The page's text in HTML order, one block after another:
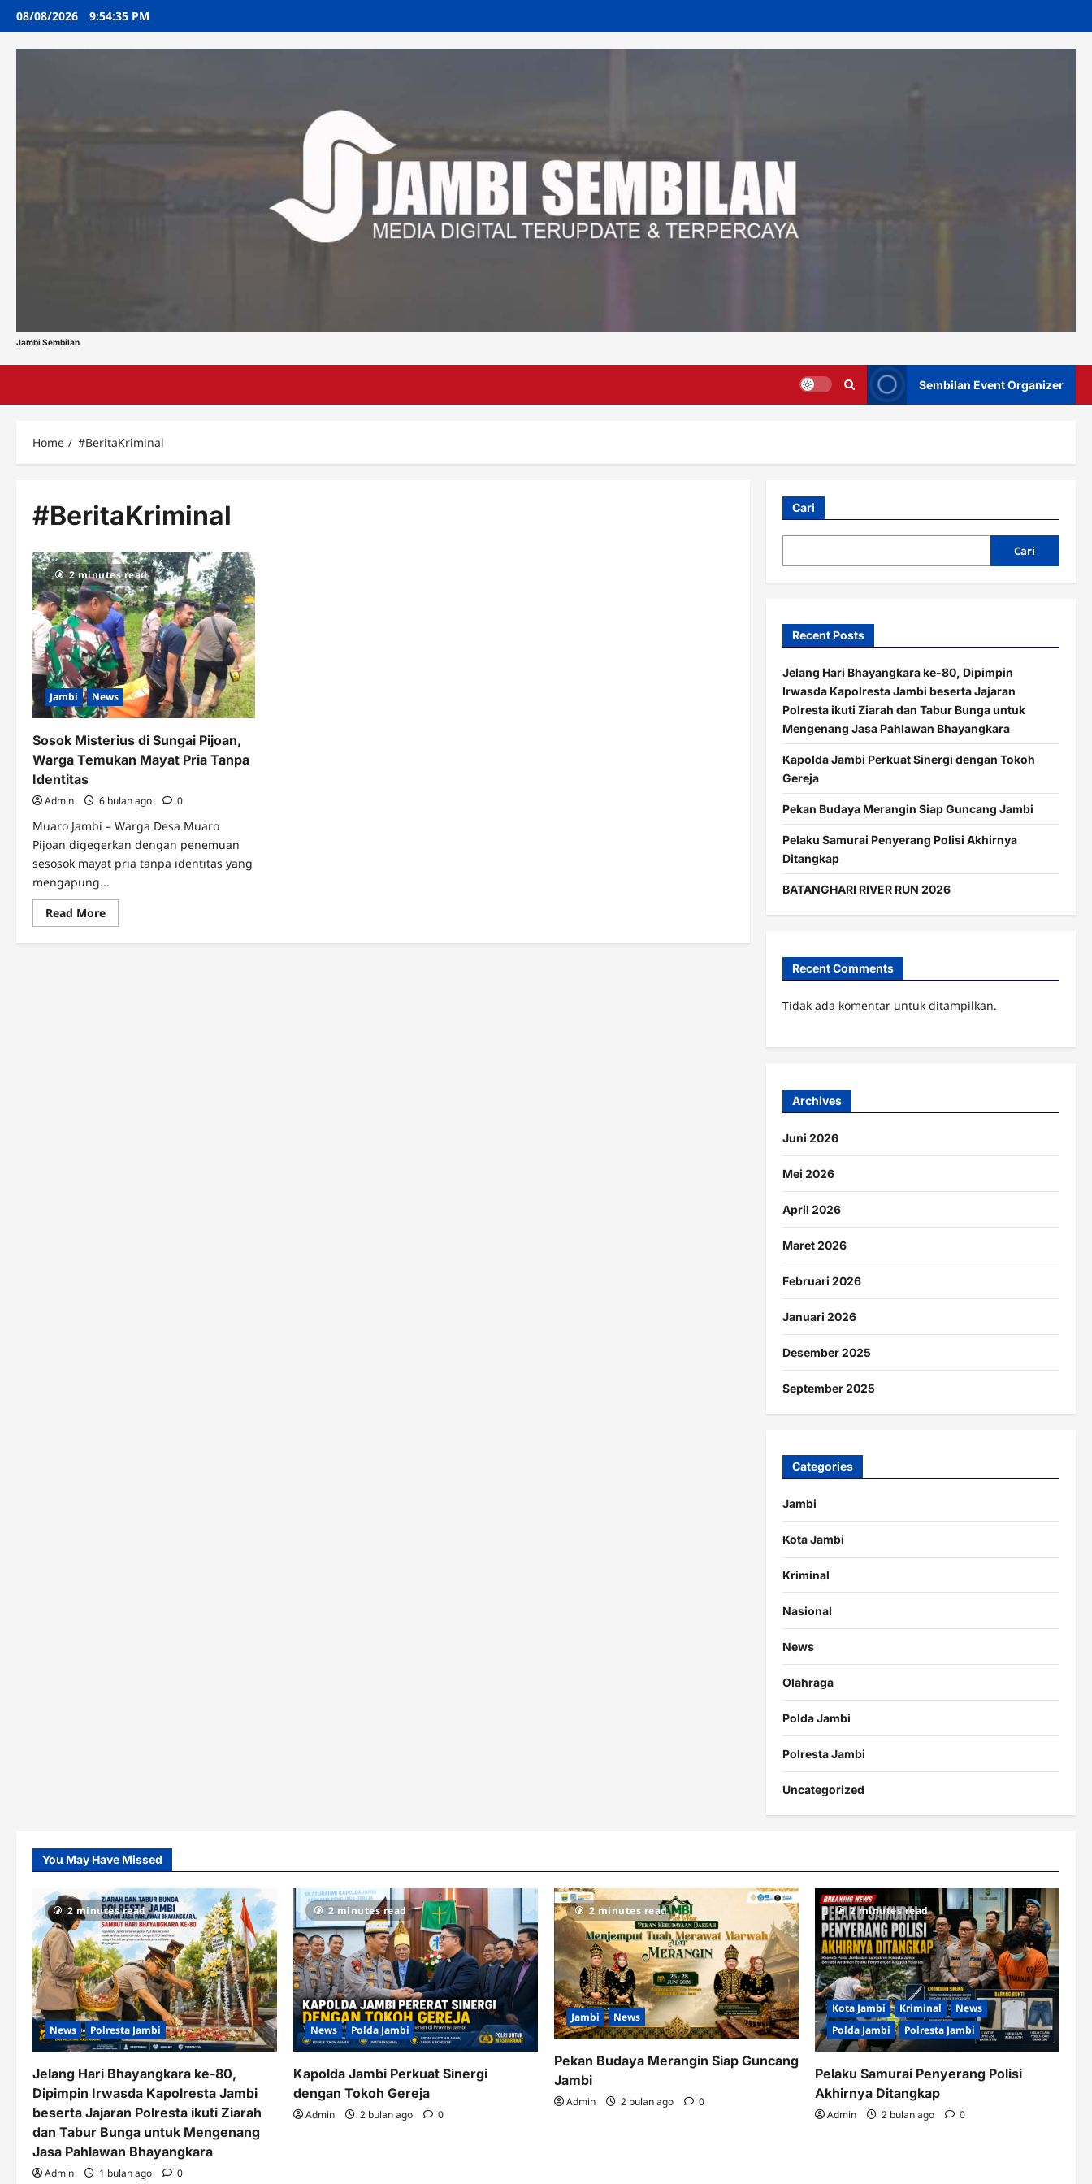
Skip
content
08/08/2026 9:54:36 PM
Jambi Sembilan
Sembilan Event Organizer
Home #BeritaKriminal
#BeritaKriminal
2 minutes read
Jambi News
Sosok Misterius di Sungai Pijoan,
Warga Temukan Mayat Pria Tanpa
Identitas
Admin 6 bulan ago 0
Muaro Jambi – Warga Desa Muaro
Pijoan digegerkan dengan penemuan
sesosok mayat pria tanpa identitas yang
mengapung...
Read MoreRead
more
Sosok
Cari
Cari
Recent Posts
Jelang Hari Bhayangkara ke-80, Dipimpin
Irwasda Kapolresta Jambi beserta Jajaran
Polresta ikuti Ziarah dan Tabur Bunga untuk
Mengenang Jasa Pahlawan Bhayangkara
Kapolda Jambi Perkuat Sinergi dengan Tokoh
Gereja
Pekan Budaya Merangin Siap Guncang Jambi
Pelaku Samurai Penyerang Polisi Akhirnya
Ditangkap
BATANGHARI RIVER RUN 2026
Recent Comments
Tidak ada komentar untuk ditampilkan.
Archives
Juni 2026
Mei 2026
April 2026
Maret 2026
Februari 2026
Januari 2026
Desember 2025
September 2025
Categories
Jambi
Kota Jambi
Kriminal
Nasional
News
Olahraga
Polda Jambi
Polresta Jambi
Uncategorized
You May Have Missed
2 minutes read
News Polresta Jambi
Jelang Hari Bhayangkara ke-80,
Dipimpin Irwasda Kapolresta Jambi
beserta Jajaran Polresta ikuti Ziarah
dan Tabur Bunga untuk Mengenang
Jasa Pahlawan Bhayangkara
Admin 1 bulan ago 0
2 minutes read
News Polda Jambi
Kapolda Jambi Perkuat Sinergi
dengan Tokoh Gereja
Admin 2 bulan ago 0
2 minutes read
Jambi News
Pekan Budaya Merangin Siap Guncang
Jambi
Admin 2 bulan ago 0
2 minutes read
Kota Jambi Kriminal
News
Polda Jambi
Polresta Jambi
Pelaku Samurai Penyerang Polisi
Akhirnya Ditangkap
Admin 2 bulan ago 0